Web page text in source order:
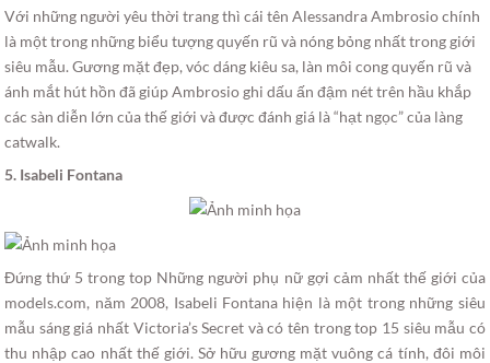
Với những người yêu thời trang thì cái tên Alessandra Ambrosio chính
là một trong những biểu tượng quyến rũ và nóng bỏng nhất trong giới
siêu mẫu. Gương mặt đẹp, vóc dáng kiêu sa, làn môi cong quyến rũ và
ánh mắt hút hồn đã giúp Ambrosio ghi dấu ấn đậm nét trên hầu khắp
các sàn diễn lớn của thế giới và được đánh giá là “hạt ngọc” của làng
catwalk.
5. Isabeli Fontana
Đứng thứ 5 trong top Những người phụ nữ gợi cảm nhất thế giới của
models.com, năm 2008, Isabeli Fontana hiện là một trong những siêu
mẫu sáng giá nhất Victoria’s Secret và có tên trong top 15 siêu mẫu có
thu nhập cao nhất thế giới. Sở hữu gương mặt vuông cá tính, đôi môi